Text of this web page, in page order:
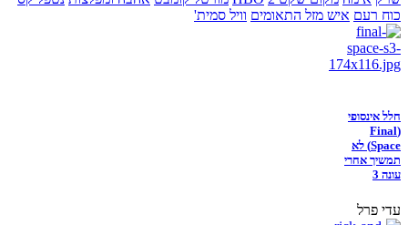
כוח רעם איש מזל התאומים וויל סמית'
חלל אינסופי
(Final
Space) לא
תמשיך אחרי
עונה 3
עדי פרל